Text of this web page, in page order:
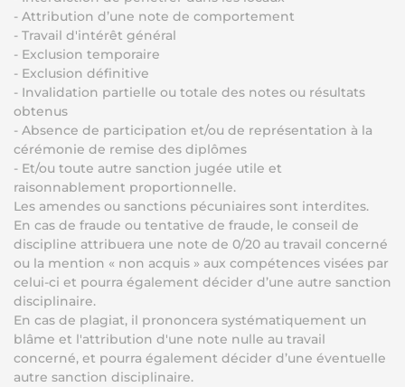
- Attribution d’une note de comportement
- Travail d'intérêt général
- Exclusion temporaire
- Exclusion définitive
- Invalidation partielle ou totale des notes ou résultats
obtenus
- Absence de participation et/ou de représentation à la
cérémonie de remise des diplômes
- Et/ou toute autre sanction jugée utile et
raisonnablement proportionnelle.
Les amendes ou sanctions pécuniaires sont interdites.
En cas de fraude ou tentative de fraude, le conseil de
discipline attribuera une note de 0/20 au travail concerné
ou la mention « non acquis » aux compétences visées par
celui-ci et pourra également décider d’une autre sanction
disciplinaire.
En cas de plagiat, il prononcera systématiquement un
blâme et l'attribution d'une note nulle au travail
concerné, et pourra également décider d’une éventuelle
autre sanction disciplinaire.